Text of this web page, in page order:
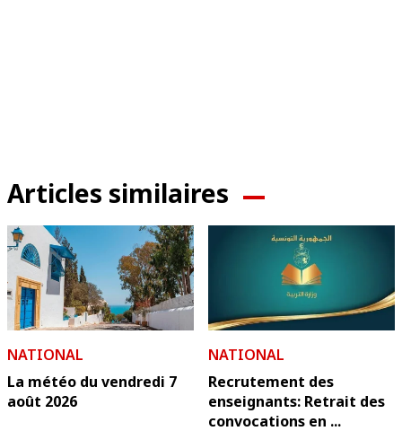
Articles similaires
NATIONAL
La météo du vendredi 7
août 2026
NATIONAL
Recrutement des
enseignants: Retrait des
convocations en ...